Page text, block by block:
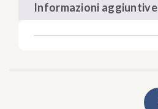
Informazioni aggiuntive